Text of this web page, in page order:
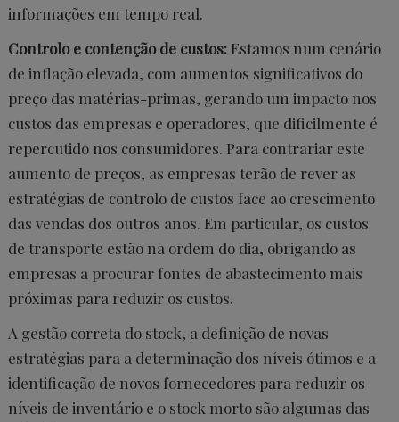
informações em tempo real.
Controlo e contenção de custos: Estamos num cenário
de inflação elevada, com aumentos significativos do
preço das matérias-primas, gerando um impacto nos
custos das empresas e operadores, que dificilmente é
repercutido nos consumidores. Para contrariar este
aumento de preços, as empresas terão de rever as
estratégias de controlo de custos face ao crescimento
das vendas dos outros anos. Em particular, os custos
de transporte estão na ordem do dia, obrigando as
empresas a procurar fontes de abastecimento mais
próximas para reduzir os custos.
A gestão correta do stock, a definição de novas
estratégias para a determinação dos níveis ótimos e a
identificação de novos fornecedores para reduzir os
níveis de inventário e o stock morto são algumas das